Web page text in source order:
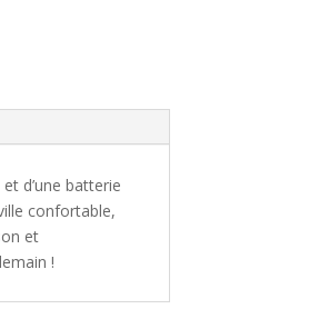
d’une batterie
confortable,
et
!